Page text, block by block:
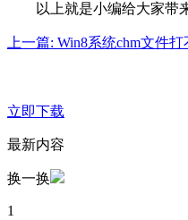
以上就是小编给大家带
上一篇: Win8系统chm文件
立即下载
最新内容
换一换
1